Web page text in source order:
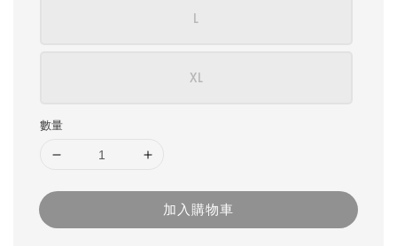
L
XL
數量
加入購物車